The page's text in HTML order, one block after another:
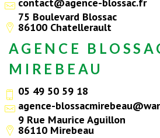
75 Boulevard Blossac
86100 Chatellerault
AGENCE
MIREBEAU
05 49 50 59 18
agence-
9 Rue Maurice Aguillon
86110 Mirebeau